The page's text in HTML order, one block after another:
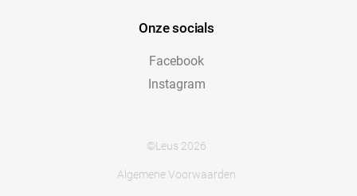
Onze socials
Facebook
Instagram
©Leus 2026
Algemene Voorwaarden